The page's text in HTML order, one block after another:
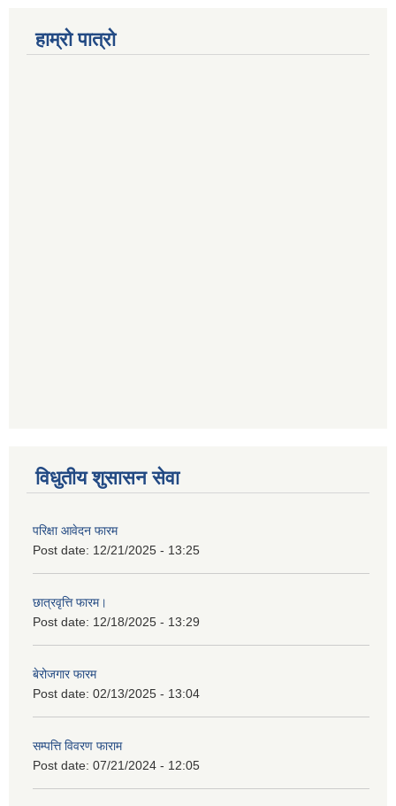
हाम्रो पात्रो
विधुतीय शुसासन सेवा
परिक्षा आवेदन फारम
Post date: 12/21/2025 - 13:25
छात्रवृत्ति फारम।
Post date: 12/18/2025 - 13:29
बेरोजगार फारम
Post date: 02/13/2025 - 13:04
सम्पत्ति विवरण फाराम
Post date: 07/21/2024 - 12:05